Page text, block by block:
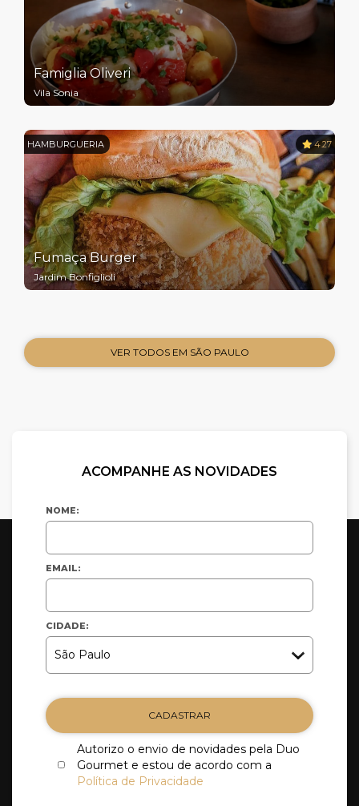
Famiglia Oliveri
Vila Sonia
HAMBURGUERIA 4.27
Fumaça Burger
Jardim Bonfiglioli
VER TODOS EM SÃO PAULO
ACOMPANHE AS NOVIDADES
NOME:
EMAIL:
CIDADE:
CADASTRAR
Autorizo o envio de novidades pela Duo
Gourmet e estou de acordo com a
Política de Privacidade